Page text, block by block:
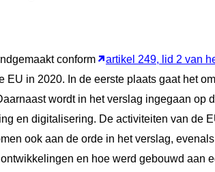
conform artikel 249, lid 2 van
EU in 2020. In de eerste plaats gaat het
wordt in het verslag ingegaan op
en digitalisering. De activiteiten van de
ook aan de orde in het verslag,
en hoe werd gebouwd aan